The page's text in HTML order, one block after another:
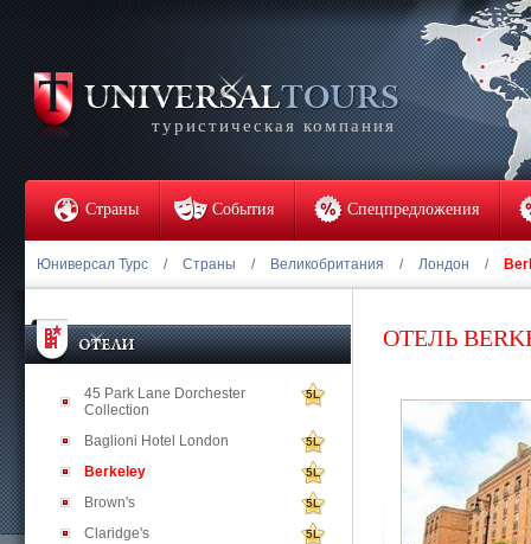
туристическая компания
Страны События Спецпредложения
Юниверсал Турс / Страны / Великобритания / Лондон /
45 Park Lane Dorchester
Collection
5L
Baglioni Hotel London 5L
Berkeley 5L
Brown's 5L
Claridge's 5L
ОТЕЛЬ